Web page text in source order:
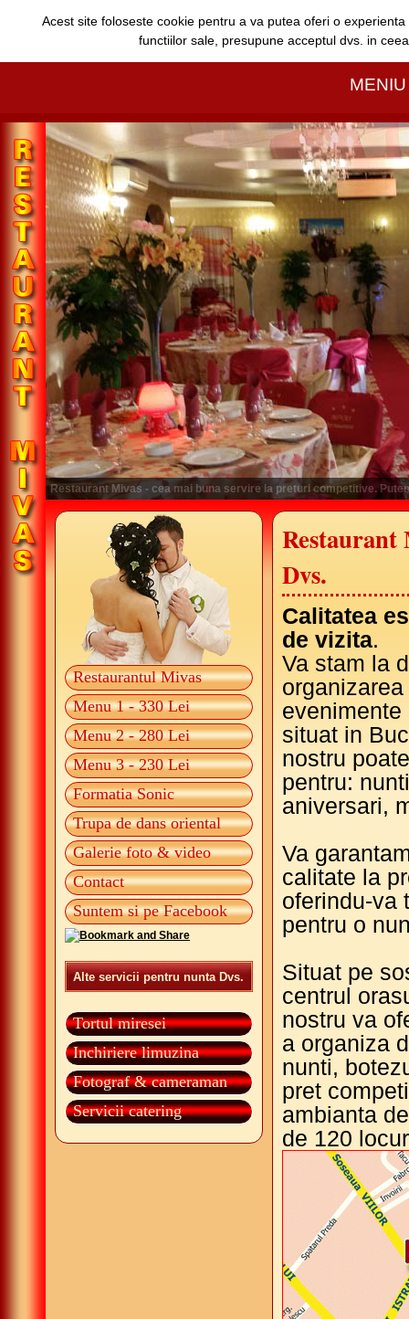
MENIU
Restaurant Mivas - locul ideal pentru organizarea nuntii Dvs. Va
Restaurantul Mivas
Menu 1 - 330 Lei
Menu 2 - 280 Lei
Menu 3 - 230 Lei
Formatia Sonic
Trupa de dans oriental
Galerie foto & video
Contact
Suntem si pe Facebook
Alte servicii pentru nunta Dvs.
Tortul miresei
Inchiriere limuzina
Fotograf & cameraman
Servicii catering
Restaurant
Dvs.
Calitatea
de vizita.
Va stam la
situat in
nostru
pentru:
aniversari,
Va
calitate la
oferindu-va
pentru o
Situat pe
centrul
nostru va
a organiza
nunti,
pret
ambianta
de 120
Acest site foloseste cookie pentru a va putea oferi o
functiilor sale, presupune acceptul dvs. in